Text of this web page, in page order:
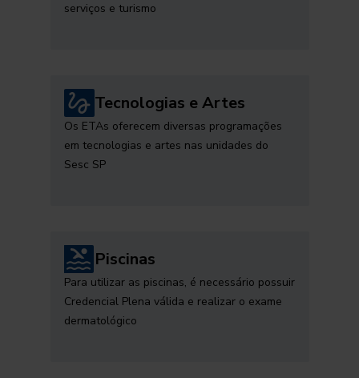
serviços e turismo
Tecnologias e Artes
Os ETAs oferecem diversas programações
em tecnologias e artes nas unidades do
Sesc SP
Piscinas
Para utilizar as piscinas, é necessário possuir
Credencial Plena válida e realizar o exame
dermatológico